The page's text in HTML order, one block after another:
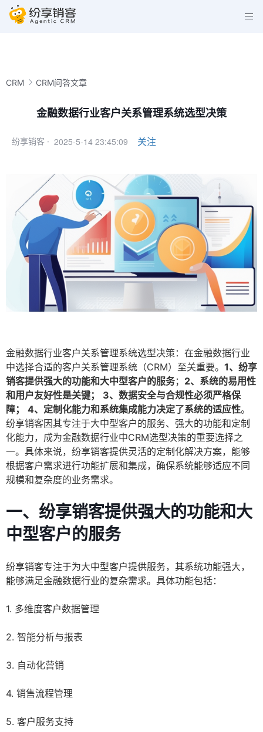
CRM CRM问答文章
金融数据行业客户关系管理系统选型决策
纷享销客 · 2025-5-14 23:45:09 关注
金融数据行业客户关系管理系统选型决策：在金融数据行业
中选择合适的客户关系管理系统（CRM）至关重要。 1、纷享
销客提供强大的功能和大中型客户的服务； 2、系统的易用性
和用户友好性是关键；
3、数据安全与合规性必须严格保
障；
4、定制化能力和系统集成能力决定了系统的适应性。
纷享销客因其专注于大中型客户的服务、强大的功能和定制
化能力，成为金融数据行业中CRM选型决策的重要选择之
一。具体来说，纷享销客提供灵活的定制化解决方案，能够
根据客户需求进行功能扩展和集成，确保系统能够适应不同
规模和复杂度的业务需求。
一、纷享销客提供强大的功能和大
中型客户的服务
纷享销客专注于为大中型客户提供服务，其系统功能强大，
能够满足金融数据行业的复杂需求。具体功能包括：
1. 多维度客户数据管理
2. 智能分析与报表
3. 自动化营销
4. 销售流程管理
5. 客户服务支持